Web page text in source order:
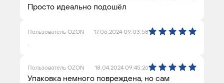
Просто идеально подошёл
Пользователь OZON 17.06.2024 09:03:58
.
Пользователь OZON 18.04.2024 09:45:26
Упаковка немного повреждена, но сам